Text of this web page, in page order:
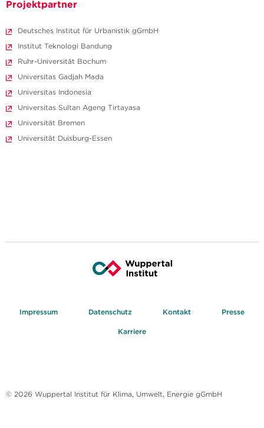
Projektpartner
Deutsches Institut für Urbanistik gGmbH
Institut Teknologi Bandung
Ruhr-Universität Bochum
Universitas Gadjah Mada
Universitas Indonesia
Universitas Sultan Ageng Tirtayasa
Universität Bremen
Universität Duisburg-Essen
Impressum Datenschutz Kontakt Presse
Karriere
© 2026 Wuppertal Institut für Klima, Umwelt, Energie gGmbH